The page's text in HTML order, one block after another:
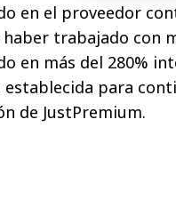
en el proveedor
haber trabajado con
en más del 280%
para
de JustPremium.